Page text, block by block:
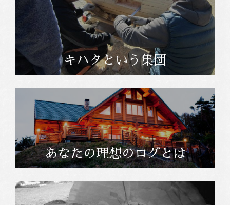
キハタという集団
あなたの理想のログとは